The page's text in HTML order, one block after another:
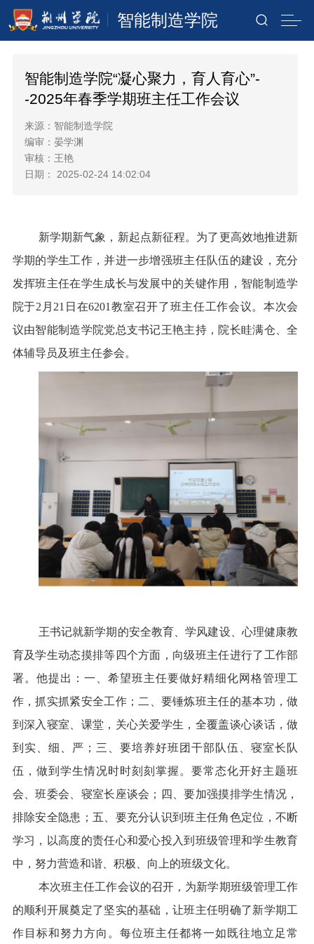
智能制造学院
智能制造学院“凝心聚力，育人育心”-
-2025年春季学期班主任工作会议
来源：智能制造学院
编审：晏学渊
审核：王艳
日期： 2025-02-24 14:02:04
新学期新气象，新起点新征程。为了更高效地推进新
学期的学生工作，并进一步增强班主任队伍的建设，充分
发挥班主任在学生成长与发展中的关键作用，智能制造学
院于2月21日在6201教室召开了班主任工作会议。本次会
议由智能制造学院党总支书记王艳主持，院长眭满仓、全
体辅导员及班主任参会。
王书记就新学期的安全教育、学风建设、心理健康教
育及学生动态摸排等四个方面，向级班主任进行了工作部
署。他提出：一、希望班主任要做好精细化网格管理工
作，抓实抓紧安全工作；二、要锤炼班主任的基本功，做
到深入寝室、课堂，关心关爱学生，全覆盖谈心谈话，做
到实、细、严；三、要培养好班团干部队伍、寝室长队
伍，做到学生情况时时刻刻掌握。要常态化开好主题班
会、班委会、寝室长座谈会；四、要加强摸排学生情况，
排除安全隐患；五、要充分认识到班主任角色定位，不断
学习，以高度的责任心和爱心投入到班级管理和学生教育
中，努力营造和谐、积极、向上的班级文化。
本次班主任工作会议的召开，为新学期班级管理工作
的顺利开展奠定了坚实的基础，让班主任明确了新学期工
作目标和努力方向。每位班主任都将一如既往地立足常